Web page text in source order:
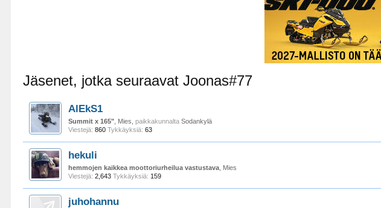
Jäsenet, jotka seuraavat Joonas#77
AlEkS1
Summit x 165" , Mies,paikkakunnalta Sodankylä
Viestejä: 860 Tykkäyksiä: 63
hekuli
hemmojen kaikkea moottoriurheilua vastustava , Mies
Viestejä: 2,643 Tykkäyksiä: 159
juhohannu